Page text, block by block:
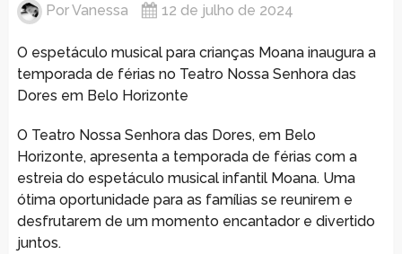
PorVanessa 12 de julho de 2024
O espetáculo musical para crianças Moana inaugura a
temporada de férias no Teatro Nossa Senhora das
Dores em Belo Horizonte
O Teatro Nossa Senhora das Dores, em Belo
Horizonte, apresenta a temporada de férias com a
estreia do espetáculo musical infantil Moana. Uma
ótima oportunidade para as famílias se reunirem e
desfrutarem de um momento encantador e divertido
juntos.